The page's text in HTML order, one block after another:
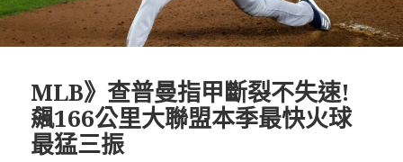
MLB》查普曼指甲斷裂不失速!
飆166公里大聯盟本季最快火球
最猛三振